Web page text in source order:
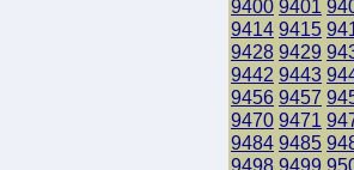
9400 9401
9414 9415
9428 9429
9442 9443
9456 9457
9470 9471
9484 9485
9498 9499